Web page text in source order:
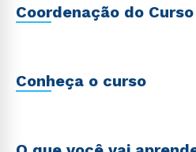
Coordenação do Curso
Conheça o curso